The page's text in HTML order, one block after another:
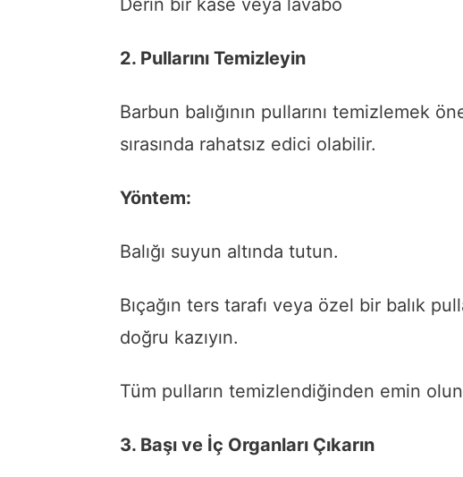
Derin bir kase veya lavabo
2. Pullarını Temizleyin
Barbun balığının pullarını temizlemek
sırasında rahatsız edici olabilir.
Yöntem:
Balığı suyun altında tutun.
Bıçağın ters tarafı veya özel bir balık
doğru kazıyın.
Tüm pulların temizlendiğinden emin
3. Başı ve İç Organları Çıkarın